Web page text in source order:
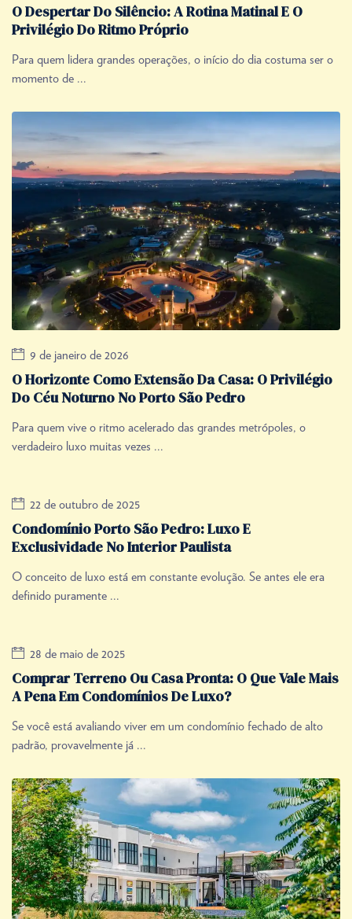
O Despertar Do Silêncio: A Rotina Matinal E O
Privilégio Do Ritmo Próprio
Para quem lidera grandes operações, o início do dia costuma ser o
momento de ...
9 de janeiro de 2026
O Horizonte Como Extensão Da Casa: O Privilégio
Do Céu Noturno No Porto São Pedro
Para quem vive o ritmo acelerado das grandes metrópoles, o
verdadeiro luxo muitas vezes ...
22 de outubro de 2025
Condomínio Porto São Pedro: Luxo E
Exclusividade No Interior Paulista
O conceito de luxo está em constante evolução. Se antes ele era
definido puramente ...
28 de maio de 2025
Comprar Terreno Ou Casa Pronta: O Que Vale Mais
A Pena Em Condomínios De Luxo?
Se você está avaliando viver em um condomínio fechado de alto
padrão, provavelmente já ...